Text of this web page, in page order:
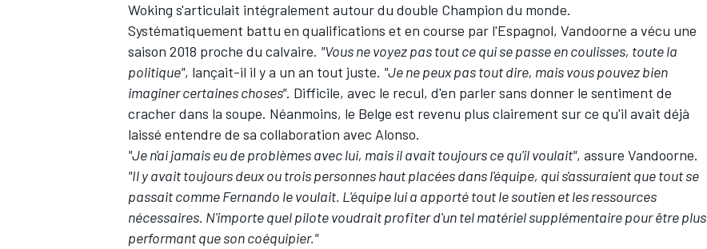
Woking s'articulait intégralement autour du double Champion du monde.
Systématiquement battu en qualifications et en course par l'Espagnol, Vandoorne a vécu une
saison 2018 proche du calvaire. "Vous ne voyez pas tout ce qui se passe en coulisses, toute la
politique", lançait-il il y a un an tout juste. "Je ne peux pas tout dire, mais vous pouvez bien
imaginer certaines choses". Difficile, avec le recul, d'en parler sans donner le sentiment de
cracher dans la soupe. Néanmoins, le Belge est revenu plus clairement sur ce qu'il avait déjà
laissé entendre de sa collaboration avec Alonso.
"Je n'ai jamais eu de problèmes avec lui, mais il avait toujours ce qu'il voulait", assure Vandoorne.
"Il y avait toujours deux ou trois personnes haut placées dans l'équipe, qui s'assuraient que tout se
passait comme Fernando le voulait. L'équipe lui a apporté tout le soutien et les ressources
nécessaires. N'importe quel pilote voudrait profiter d'un tel matériel supplémentaire pour être plus
performant que son coéquipier."